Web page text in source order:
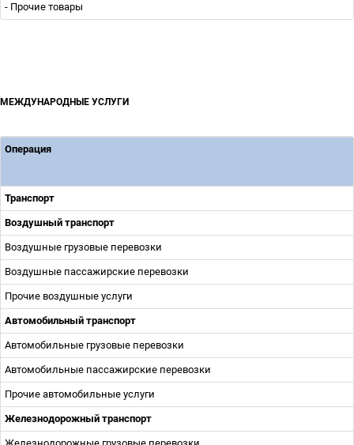
- Прочие товары
МЕЖДУНАРОДНЫЕ УСЛУГИ
Операция
Транспорт
Воздушный транспорт
Воздушные грузовые перевозки
Воздушные пассажирские перевозки
Прочие воздушные услуги
Автомобильный транспорт
Автомобильные грузовые перевозки
Автомобильные пассажирские перевозки
Прочие автомобильные услуги
Железнодорожный транспорт